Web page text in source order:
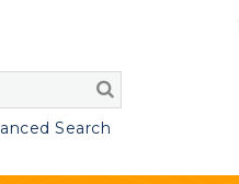
Search